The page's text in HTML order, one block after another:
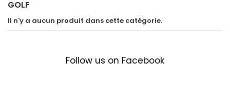
GOLF
Il n'y a aucun produit dans cette catégorie.
Follow us on Facebook